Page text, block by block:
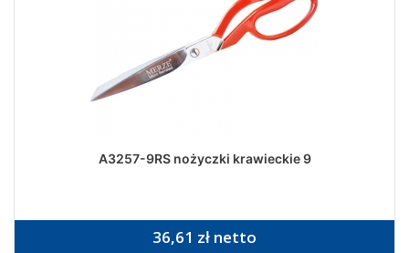
A3257-9RS nożyczki krawieckie 9
36,61 zł netto